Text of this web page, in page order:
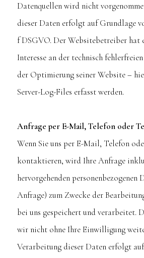
Datenquellen wird nicht
dieser Daten erfolgt auf Grundlage
f DSGVO. Der Websitebetreiber hat
Interesse an der technisch
der Optimierung seiner Website –
Server-Log-Files erfasst werden.
Anfrage per E-Mail, Telefon oder
Wenn Sie uns per E-Mail, Telefon
kontaktieren, wird Ihre Anfrage
hervorgehenden personenbezogenen
Anfrage) zum Zwecke der
bei uns gespeichert und verarbeitet.
wir nicht ohne Ihre Einwilligung
Verarbeitung dieser Daten erfolgt